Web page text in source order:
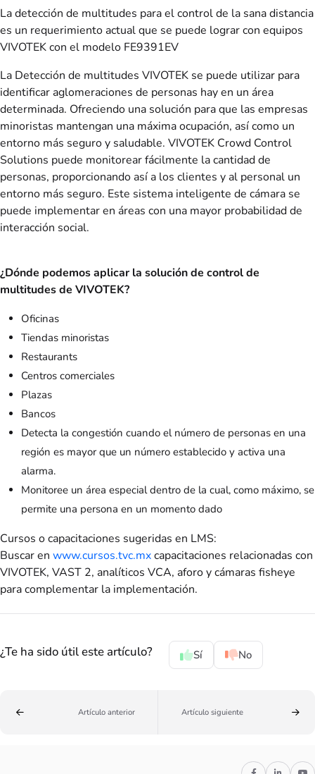
La detección de multitudes para el control de la sana distancia
es un requerimiento actual que se puede lograr con equipos
VIVOTEK con el modelo FE9391EV
La Detección de multitudes VIVOTEK se puede utilizar para
identificar aglomeraciones de personas hay en un área
determinada. Ofreciendo una solución para que las empresas
minoristas mantengan una máxima ocupación, así como un
entorno más seguro y saludable. VIVOTEK Crowd Control
Solutions puede monitorear fácilmente la cantidad de
personas, proporcionando así a los clientes y al personal un
entorno más seguro. Este sistema inteligente de cámara se
puede implementar en áreas con una mayor probabilidad de
interacción social.
¿Dónde podemos aplicar la solución de control de
multitudes de VIVOTEK?
Oficinas
Tiendas minoristas
Restaurants
Centros comerciales
Plazas
Bancos
Detecta la congestión cuando el número de personas en una
región es mayor que un número establecido y activa una
alarma.
Monitoree un área especial dentro de la cual, como máximo, se
permite una persona en un momento dado
Cursos o capacitaciones sugeridas en LMS:
Buscar en www.cursos.tvc.mxcapacitaciones relacionadas con
VIVOTEK, VAST 2, analíticos VCA, aforo y cámaras fisheye
para complementar la implementación.
¿Te ha sido útil este artículo? Sí No
Artículo anterior Artículo siguiente